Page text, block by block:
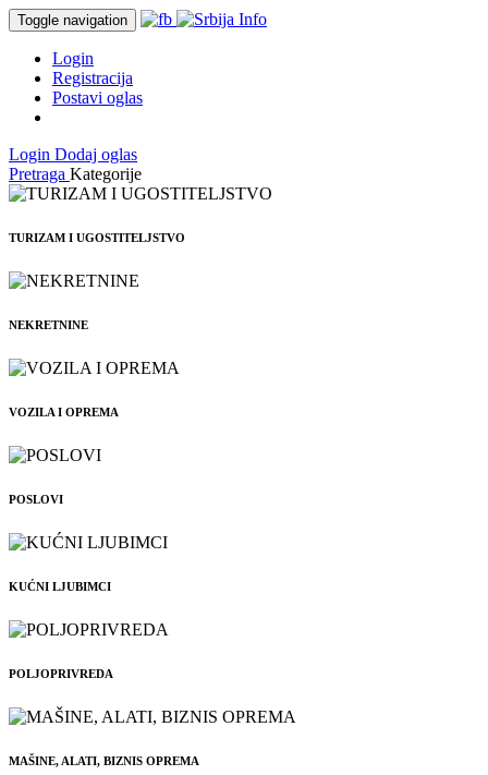
Toggle navigation
Login
Registracija
Postavi oglas
Login Dodaj oglas
Pretraga Kategorije
TURIZAM I UGOSTITELJSTVO
NEKRETNINE
VOZILA I OPREMA
POSLOVI
KUĆNI LJUBIMCI
POLJOPRIVREDA
MAŠINE, ALATI, BIZNIS OPREMA